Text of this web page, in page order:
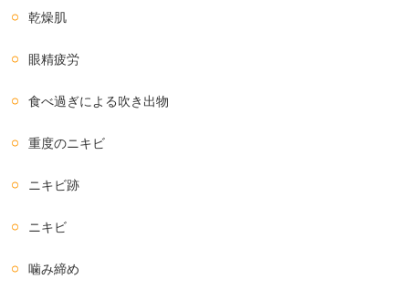
乾燥肌
眼精疲労
食べ過ぎによる吹き出物
重度のニキビ
ニキビ跡
ニキビ
噛み締め